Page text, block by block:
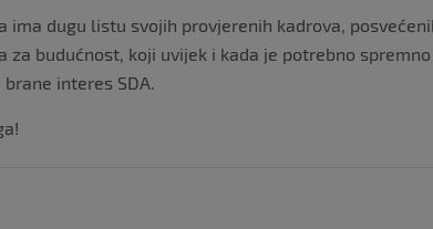
ima dugu listu svojih provjerenih kadrova,
za budućnost, koji uvijek i kada je potrebno
interes SDA.